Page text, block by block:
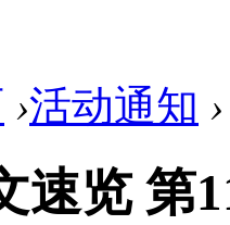
›活动通知 ›
速览 第